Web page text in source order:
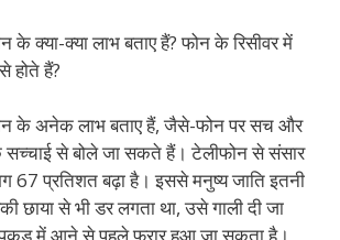
के क्या-क्या लाभ बताए हैं? फोन के रिसीवर में
होते हैं?
के अनेक लाभ बताए हैं, जैसे-फोन पर सच और
सच्चाई से बोले जा सकते हैं। टेलीफोन से संसार
67 प्रतिशत बढ़ा है। इससे मनुष्य जाति इतनी
छाया से भी डर लगता था, उसे गाली दी जा
में आने से पहले फरार हुआ जा सकता है।